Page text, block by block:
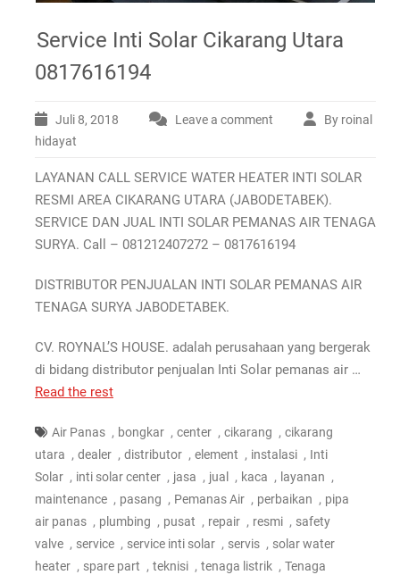
Service Inti Solar Cikarang Utara
0817616194
Juli 8, 2018 Leave a comment
By roinal
hidayat
LAYANAN CALL SERVICE WATER HEATER INTI SOLAR
RESMI AREA CIKARANG UTARA (JABODETABEK).
SERVICE DAN JUAL INTI SOLAR PEMANAS AIR TENAGA
SURYA. Call – 081212407272 – 0817616194
DISTRIBUTOR PENJUALAN INTI SOLAR PEMANAS AIR
TENAGA SURYA JABODETABEK.
CV. ROYNAL’S HOUSE. adalah perusahaan yang bergerak
di bidang distributor penjualan Inti Solar pemanas air …
Read the rest
Air Panas , bongkar , center , cikarang , cikarang
utara , dealer , distributor , element , instalasi , Inti
Solar , inti solar center , jasa , jual , kaca , layanan ,
maintenance , pasang , Pemanas Air , perbaikan , pipa
air panas , plumbing , pusat , repair , resmi , safety
valve , service , service inti solar , servis , solar water
heater , spare part , teknisi , tenaga listrik , Tenaga